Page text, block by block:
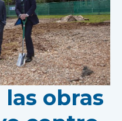
obras